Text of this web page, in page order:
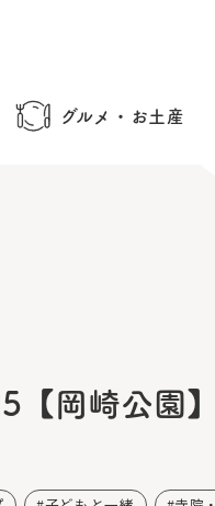
グルメ・お土産
岡崎公園】